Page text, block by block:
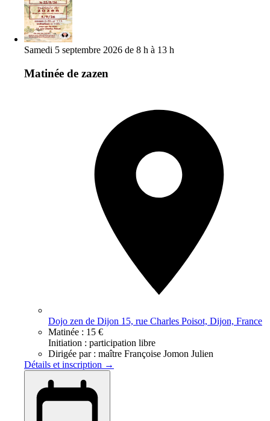
Samedi 5 septembre 2026 de 8 h à 13 h
Matinée de zazen
Dojo zen de Dijon 15, rue Charles Poisot, Dijon, France
Matinée : 15 €
Initiation : participation libre
Dirigée par : maître Françoise Jomon Julien
Détails et inscription →